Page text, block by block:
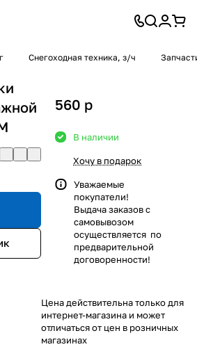
Снегоходная техника, з/ч
560 p
В наличии
Хочу в подарок
Уважаемые
покупатели!
Выдача заказов с
самовывозом
осуществляется по
предварительной
договоренности!
Цена действительна только для
интернет-магазина и может
отличаться от цен в розничных
магазинах